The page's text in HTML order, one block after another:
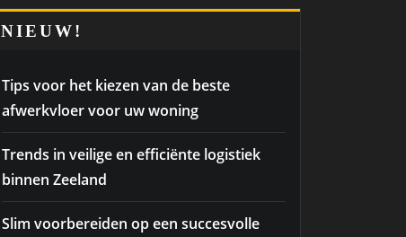
NIEUW!
Tips voor het kiezen van de beste
afwerkvloer voor uw woning
Trends in veilige en efficiënte logistiek
binnen Zeeland
Slim voorbereiden op een succesvolle